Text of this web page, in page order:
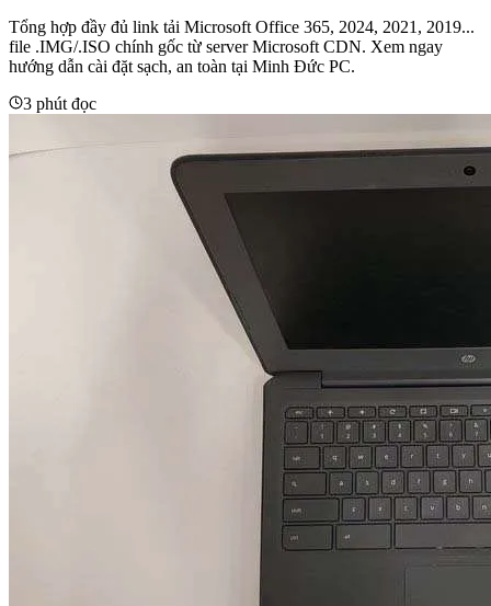
Tổng hợp đầy đủ link tải Microsoft Office 365, 2024, 2021, 2019...
file .IMG/.ISO chính gốc từ server Microsoft CDN. Xem ngay
hướng dẫn cài đặt sạch, an toàn tại Minh Đức PC.
3 phút đọc